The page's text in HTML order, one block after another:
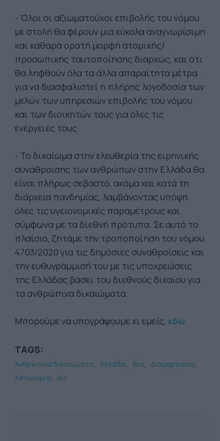
- Όλοι οι αξιωματούχοι επιβολής του νόμου
με στολή θα φέρουν μια εύκολα αναγνωρίσιμη
και καθαρά ορατή μορφή ατομικής/
προσωπικής ταυτοποίησης διαρκώς, και ότι
θα ληφθούν όλα τα άλλα απαραίτητα μέτρα
για να διασφαλιστεί η πλήρης λογοδοσία των
μελών των υπηρεσιών επιβολής του νόμου
και των διοικητών τους για όλες τις
ενέργειές τους.
- Το δικαίωμα στην ελευθερία της ειρηνικής
συνάθροισης των ανθρώπων στην Ελλάδα θα
είναι πλήρως σεβαστό, ακόμα και κατά τη
διάρκεια πανδημίας, λαμβάνοντας υπόψη
όλες τις υγειονομικές παραμέτρους και
σύμφωνα με τα διεθνή πρότυπα. Σε αυτό το
πλαίσιο, ζητάμε την τροποποίηση του νόμου
4703/2020 για τις δημόσιες συναθροίσεις και
την ευθυγράμμισή του με τις υποχρεώσεις
της Ελλάδας βάσει του διεθνούς δικαίου για
τα ανθρώπινα δικαιώματα.
Μπορούμε να υπογράψουμε κι εμείς, εδώ.
TAGS:
Ανθρώπινα δικαιώματα Ελλάδα Βία
Διαμαρτυρία
Αστυνομία
Ιός